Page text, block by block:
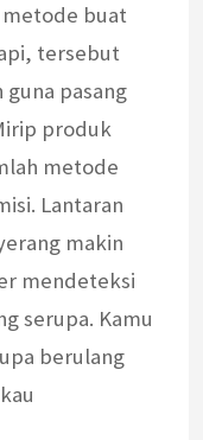
buat
tersebut
pasang
produk
metode
Lantaran
makin
mendeteksi
serupa. Kamu
berulang